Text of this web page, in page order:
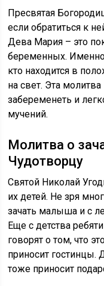
Пресвятая
если обратиться к
Дева Мария – это
беременных.
кто находится в
на свет. Эта
забеременеть и
мучений.
Молитва о
Чудотворцу
Святой Николай
их детей. Не зря
зачать малыша и с
Еще с детства
говорят о том, что
приносит гостинцы.
тоже приносит